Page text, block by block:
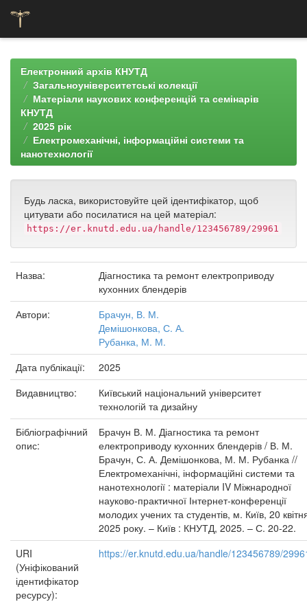
navigationЕлектронний архів КНУТД
Загальноуніверситетські колекції
Матеріали наукових конференцій та семінарів
КНУТД
2025 рік
Електромеханічні, інформаційні системи та
нанотехнології
Будь ласка, використовуйте цей ідентифікатор, щоб
цитувати або посилатися на цей матеріал:
https://er.knutd.edu.ua/handle/123456789/29961
Назва:
Діагностика та ремонт електроприводу
кухонних блендерів
Автори:
Брачун, В. М.
Демішонкова, С. А.
Рубанка, М. М.
Дата публікації:
2025
Видавництво:
Київський національний університет
технологій та дизайну
Бібліографічний
опис:
Брачун В. М. Діагностика та ремонт
електроприводу кухонних блендерів / В. М.
Брачун, С. А. Демішонкова, М. М. Рубанка //
Електромеханічні, інформаційні системи та
нанотехнології : матеріали IV Міжнародної
науково-практичної Інтернет-конференції
молодих учених та студентів, м. Київ, 20
2025 року. – Київ : КНУТД, 2025. – С. 20-22.
URI
(Уніфікований
ідентифікатор
ресурсу):
https://er.knutd.edu.ua/handle/123456789/